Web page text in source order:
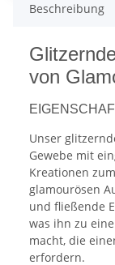
Beschreibung
von
Unser
Gewebe mit
Kreationen
glamourösen
und fließende
was ihn zu
macht, die
erfordern.